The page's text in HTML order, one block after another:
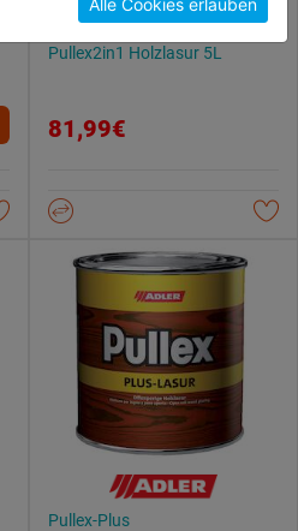
Pullex2in1 Holzlasur 5L
81,99€
Pullex-Plus
auswählen, welche Cookies
welche nicht.
du in unserer